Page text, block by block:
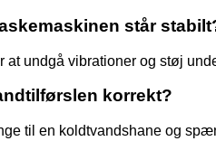
står
at undgå vibrationer og støj
korrekt?
til en koldtvandshane og